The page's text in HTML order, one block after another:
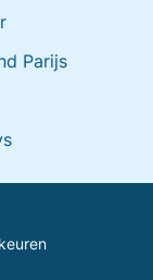
Parijs